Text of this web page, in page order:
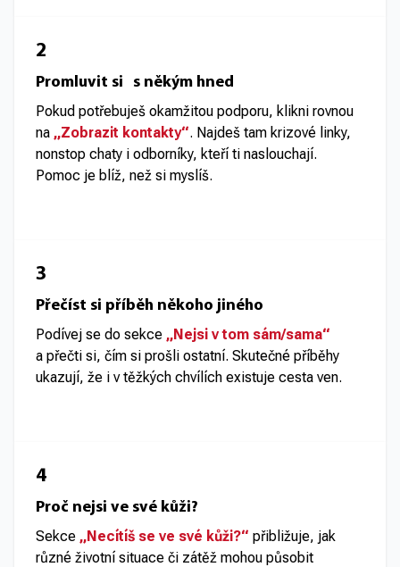
2
Promluvit si s někým hned
Pokud potřebuješ okamžitou podporu, klikni rovnou
na „Zobrazit kontakty“. Najdeš tam krizové linky,
nonstop chaty i odborníky, kteří ti naslouchají.
Pomoc je blíž, než si myslíš.
3
Přečíst si příběh někoho jiného
Podívej se do sekce „Nejsi v tom sám/sama“
a přečti si, čím si prošli ostatní. Skutečné příběhy
ukazují, že i v těžkých chvílích existuje cesta ven.
4
Proč nejsi ve své kůži?
Sekce „Necítíš se ve své kůži?“ přibližuje, jak
různé životní situace či zátěž mohou působit